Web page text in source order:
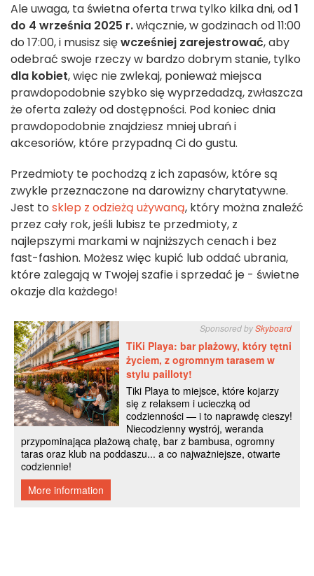
Ale uwaga, ta świetna oferta trwa tylko kilka dni, od1
do 4 września 2025 r.włącznie, w godzinach od 11:00
do 17:00, i musisz sięwcześniej zarejestrować, aby
odebrać swoje rzeczy w bardzo dobrym stanie, tylko
dla kobiet, więc nie zwlekaj, ponieważ miejsca
prawdopodobnie szybko się wyprzedadzą, zwłaszcza
że oferta zależy od dostępności. Pod koniec dnia
prawdopodobnie znajdziesz mniej ubrań i
akcesoriów, które przypadną Ci do gustu.
Przedmioty te pochodzą z ich zapasów, które są
zwykle przeznaczone na darowizny charytatywne.
Jest to sklep z odzieżą używaną, który można znaleźć
przez cały rok, jeśli lubisz te przedmioty, z
najlepszymi markami w najniższych cenach i bez
fast-fashion. Możesz więc kupić lub oddać ubrania,
które zalegają w Twojej szafie i sprzedać je - świetne
okazje dla każdego!